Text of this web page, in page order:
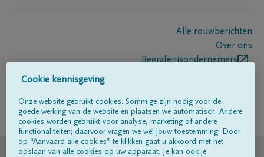
Alle rouwberichten
Over ons
Begrafenisondernemers
Volg ons op
© DELA
Cookie kennisgeving
Onze website gebruikt cookies. Sommige zijn nodig voor de
goede werking van de website en plaatsen we automatisch. Andere
cookies worden gebruikt voor analyse, marketing of andere
functionaliteiten; daarvoor vragen we wél jouw toestemming. Door
op “Aanvaard alle cookies” te klikken gaat u akkoord met het
opslaan van alle cookies op uw apparaat. Je kan ook je